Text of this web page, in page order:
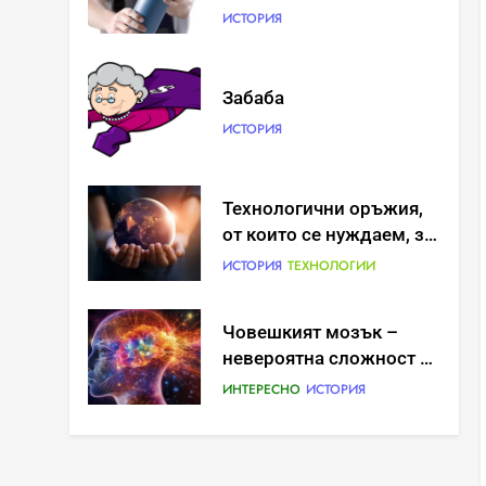
ИСТОРИЯ
Забаба
ИСТОРИЯ
Технологични оръжия,
от които се нуждаем, за
да се борим с
ИСТОРИЯ ТЕХНОЛОГИИ
Човешкият мозък –
невероятна сложност и
възможност
ИНТЕРЕСНО ИСТОРИЯ